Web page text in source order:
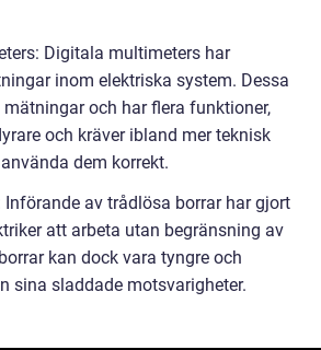
Digitala multimeters har
inom elektriska system. Dessa
och har flera funktioner,
och kräver ibland mer teknisk
dem korrekt.
Införande av trådlösa borrar har gjort
att arbeta utan begränsning av
kan dock vara tyngre och
sina sladdade motsvarigheter.